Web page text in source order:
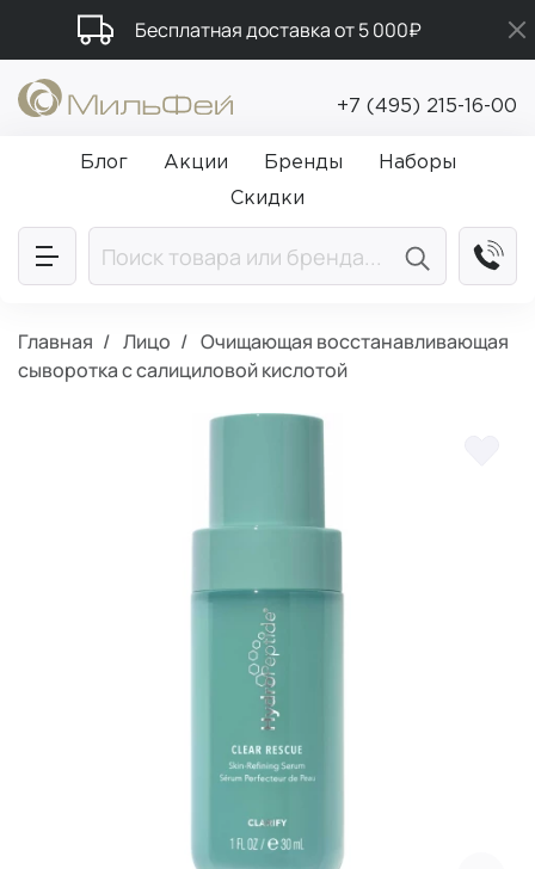
Бесплатная доставка от 5 000₽
Промокод ПРИВЕТ
Подарки в каждый заказ от 5 000₽
+7 (495) 215-16-00
Блог Акции Бренды
Наборы
Скидки
Главная Лицо
Очищающая восстанавливающая
сыворотка с салициловой кислотой